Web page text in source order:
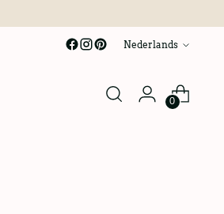
taal
Nederlands
0